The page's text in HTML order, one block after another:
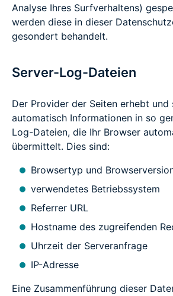
Analyse Ihres Surfverhaltens)
werden diese in dieser
gesondert behandelt.
Server-Log-Dateien
Der Provider der Seiten erhebt und
automatisch Informationen in so
Log-Dateien, die Ihr Browser
übermittelt. Dies sind:
Browsertyp und
verwendetes Betriebssystem
Referrer URL
Hostname des zugreifenden
Uhrzeit der Serveranfrage
IP-Adresse
Eine Zusammenführung dieser